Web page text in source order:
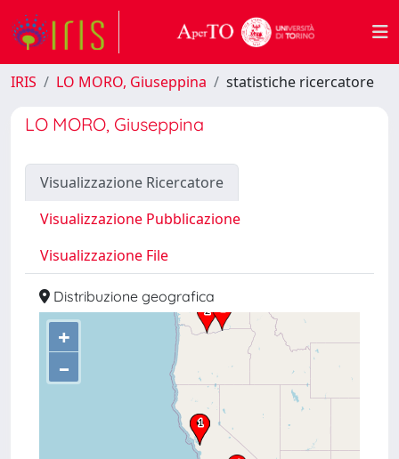
IRIS LO MORO, Giuseppina statistiche ricercatore
LO MORO, Giuseppina
Visualizzazione Ricercatore
Visualizzazione Pubblicazione
Visualizzazione File
Distribuzione geografica
+
–